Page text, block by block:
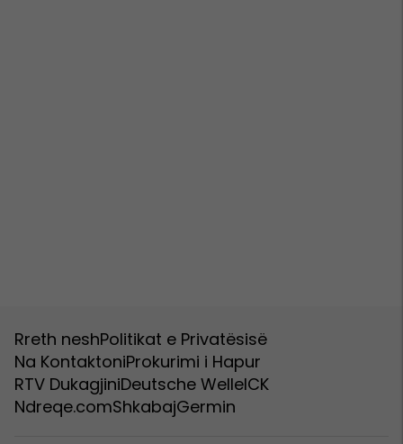
Rreth neshPolitikat e Privatësisë
Na KontaktoniProkurimi i Hapur
RTV DukagjiniDeutsche WelleICK
Ndreqe.comShkabajGermin